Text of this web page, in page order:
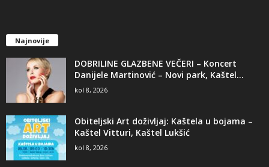
Najnovije
DOBRILINE GLAZBENE VEČERI – Koncert
Danijele Martinović – Novi park, Kaštel...
kol 8, 2026
Obiteljski Art doživljaj: Kaštela u bojama –
Kaštel Vitturi, Kaštel Lukšić
kol 8, 2026